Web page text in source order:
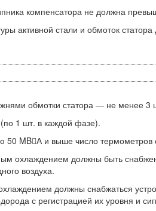
компенсатора не должна
активной стали и обмоток
обмотки статора — не менее 3
1 шт. в каждой фазе).
50 MBА и выше число
охлаждением должны быть
воздуха.
должны снабжаться
с регистрацией их уровня и